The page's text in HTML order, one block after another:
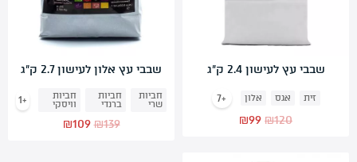
שבבי עץ לעישון 2.4 ק”ג
זית אגס אלון +7
₪120
המחיר
₪99
שבבי עץ אלון לעישון 2.7 ק”ג
חביות
שרי
חביות
ברנדי
חביות
וויסקי
+1
₪139
המחיר
₪109